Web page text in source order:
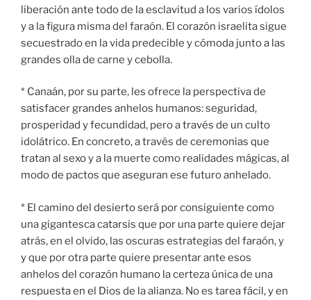
liberación ante todo de la esclavitud a los varios ídolos
y a la figura misma del faraón. El corazón israelita sigue
secuestrado en la vida predecible y cómoda junto a las
grandes olla de carne y cebolla.
* Canaán, por su parte, les ofrece la perspectiva de
satisfacer grandes anhelos humanos: seguridad,
prosperidad y fecundidad, pero a través de un culto
idolátrico. En concreto, a través de ceremonias que
tratan al sexo y a la muerte como realidades mágicas, al
modo de pactos que aseguran ese futuro anhelado.
* El camino del desierto será por consiguiente como
una gigantesca catarsis que por una parte quiere dejar
atrás, en el olvido, las oscuras estrategias del faraón, y
y que por otra parte quiere presentar ante esos
anhelos del corazón humano la certeza única de una
respuesta en el Dios de la alianza. No es tarea fácil, y en